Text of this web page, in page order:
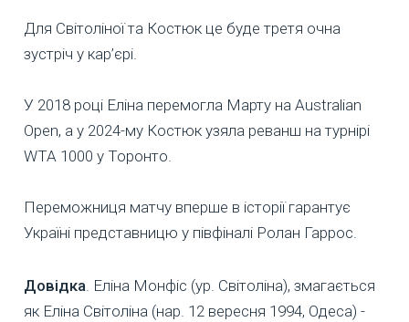
Для Світоліної та Костюк це буде третя очна
зустріч у кар’єрі.
У 2018 році Еліна перемогла Марту на Australian
Open, а у 2024-му Костюк узяла реванш на турнірі
WTA 1000 у Торонто.
Переможниця матчу вперше в історії гарантує
Україні представницю у півфіналі Ролан Гаррос.
Довідка. Еліна Монфіс (ур. Світоліна), змагається
як Еліна Світоліна (нар. 12 вересня 1994, Одеса) -